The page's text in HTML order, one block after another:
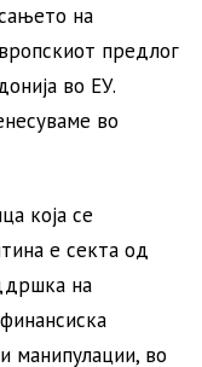
на
предлог
во ЕУ.
во
која се
е секта од
на
манипулации, во